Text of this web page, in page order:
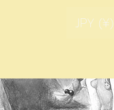
JPY (¥)